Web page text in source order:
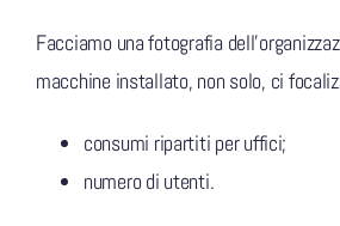
Facciamo una fotografia
macchine installato, non solo, ci
consumi ripartiti per uffici;
numero di utenti.